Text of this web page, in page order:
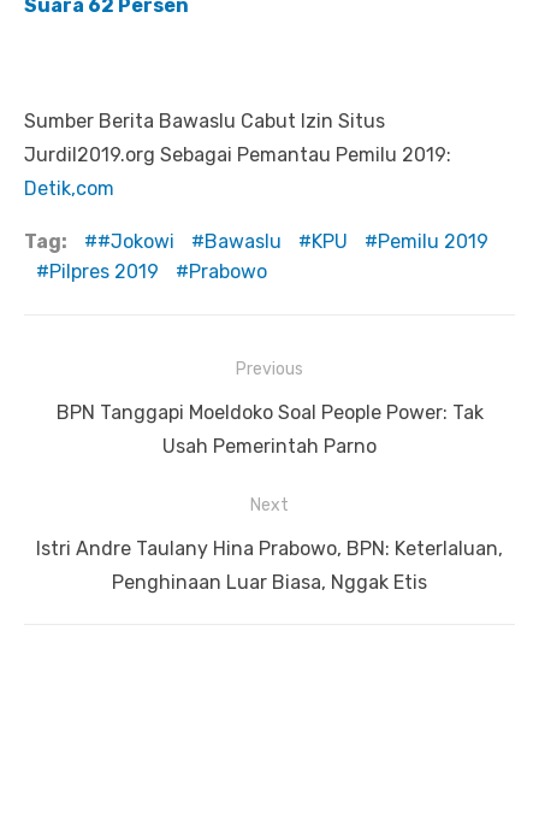
Suara 62 Persen
Sumber Berita Bawaslu Cabut Izin Situs
Jurdil2019.org Sebagai Pemantau Pemilu 2019:
Detik,com
Tag: #Jokowi Bawaslu KPU
Pemilu 2019
Pilpres 2019
Prabowo
pos
Previous
Previous
BPN Tanggapi Moeldoko Soal People Power: Tak
Usah Pemerintah Parno
Next
Next
Istri Andre Taulany Hina Prabowo, BPN: Keterlaluan,
Penghinaan Luar Biasa, Nggak Etis